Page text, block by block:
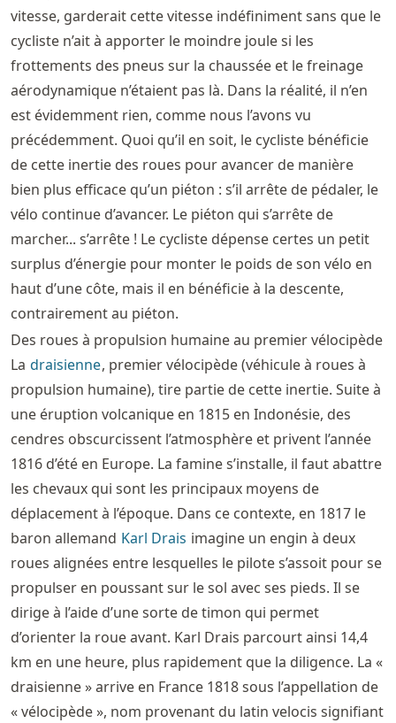
vitesse, garderait cette vitesse indéfiniment sans que le
cycliste n’ait à apporter le moindre joule si les
frottements des pneus sur la chaussée et le freinage
aérodynamique n’étaient pas là. Dans la réalité, il n’en
est évidemment rien, comme nous l’avons vu
précédemment. Quoi qu’il en soit, le cycliste bénéficie
de cette inertie des roues pour avancer de manière
bien plus efficace qu’un piéton : s’il arrête de pédaler, le
vélo continue d’avancer. Le piéton qui s’arrête de
marcher... s’arrête ! Le cycliste dépense certes un petit
surplus d’énergie pour monter le poids de son vélo en
haut d’une côte, mais il en bénéficie à la descente,
contrairement au piéton.
Des roues à propulsion humaine au premier vélocipède
La draisienne, premier vélocipède (véhicule à roues à
propulsion humaine), tire partie de cette inertie. Suite à
une éruption volcanique en 1815 en Indonésie, des
cendres obscurcissent l’atmosphère et privent l’année
1816 d’été en Europe. La famine s’installe, il faut abattre
les chevaux qui sont les principaux moyens de
déplacement à l’époque. Dans ce contexte, en 1817 le
baron allemand Karl Drais imagine un engin à deux
roues alignées entre lesquelles le pilote s’assoit pour se
propulser en poussant sur le sol avec ses pieds. Il se
dirige à l’aide d’une sorte de timon qui permet
d’orienter la roue avant. Karl Drais parcourt ainsi 14,4
km en une heure, plus rapidement que la diligence. La «
draisienne » arrive en France 1818 sous l’appellation de
« vélocipède », nom provenant du latin velocis signifiant